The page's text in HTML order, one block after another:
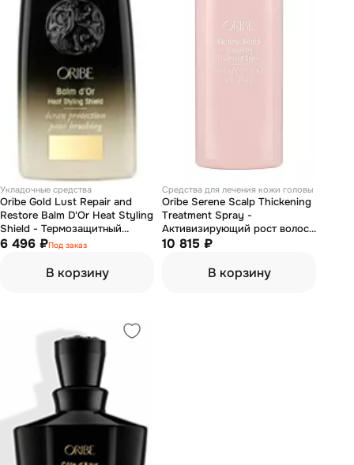
Укладочные средства
Oribe Gold Lust Repair and
Restore Balm D'Or Heat Styling
Shield - Термозащитный
бальзам «роскошь золота»
6 496 ₽Под заказ
В корзину
Средства для лечения кожи головы
Oribe Serene Scalp Thickening
Treatment Spray -
Активизирующий рост волос
спрей “Истинная гармония”
10 815 ₽
В корзину